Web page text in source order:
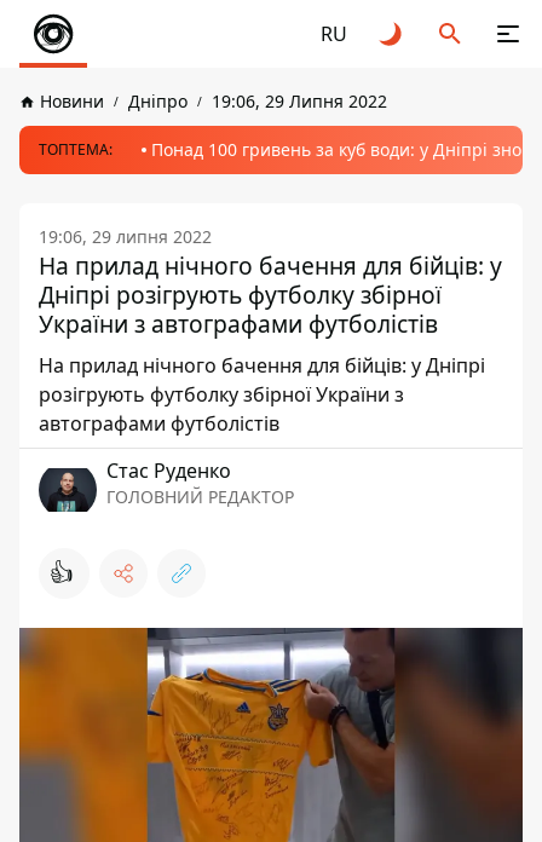
RU
Новини Дніпро 19:06, 29 Липня 2022
ТОПТЕМА: Понад 100 гривень за куб води: у Дніпрі
19:06, 29 липня 2022
На прилад нічного бачення для бійців: у
Дніпрі розігрують футболку збірної
України з автографами футболістів
На прилад нічного бачення для бійців: у Дніпрі
розігрують футболку збірної України з
автографами футболістів
Стас Руденко
ГОЛОВНИЙ РЕДАКТОР
👍